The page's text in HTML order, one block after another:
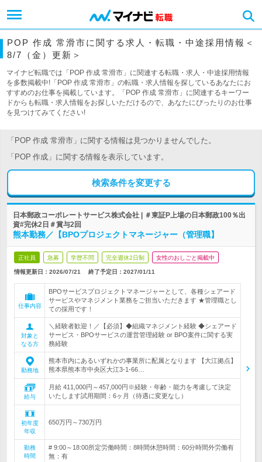
POP 作成 常滑市に関する求人・転職・中途採用情報＜
8/7（金）更新＞
マイナビ転職では「POP 作成 常滑市」に関連する転職・求人・中途採用情報
を多数掲載中!「POP 作成 常滑市」の転職・求人情報を探しているあなたにお
すすめのお仕事を掲載しています。「POP 作成 常滑市」に関連するキーワー
ドからも転職・求人情報をお探しいただけるので、あなたにぴったりのお仕事
を見つけてみてください!
「POP 作成 常滑市」に関する情報は見つかりませんでした。
「POP 作成」に関する情報を表示しています。
検索条件を変更する
日本郵政コーポレートサービス株式会社 | ＃東証P上場の日本郵政100％出
資#完休2日＃賞与2回
熊本勤務／【BPOプロジェクトマネージャー（管理職】
正社員 急募 学歴不問 完全週休2日制 女性のおしごと掲載中
情報更新日：2026/07/21 終了予定日： 2027/01/11
仕事内容
BPOサービスプロジェクトマネージャーとして、各種シェアード
サービスやマネジメント業務をご担当いただきます ★管理職とし
ての採用です！
対象と
なる方
＼経験者歓迎！／【必須】◆組織マネジメント経験 ◆シェアード
サービス・BPOサービスの運営管理経験 or BPO案件に関する実
務経験
勤務地
熊本市内にあるいずれかの事業所に配属となります 【大江拠点】
熊本県熊本市中央区大江3-1-66…
給与
月給 411,000円～457,000円※経験・年齢・能力を考慮して決定
いたします試用期間：6ヶ月（待遇に変更なし）
初年度
年収
650万円～730万円
勤務
時間
# 9:00～18:00所定労働時間：8時間休憩時間：60分時間外労働有
無：有